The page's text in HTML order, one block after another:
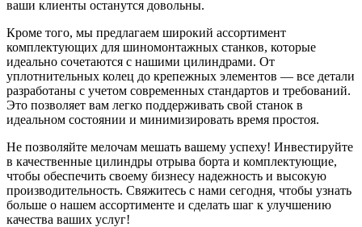
ваши клиенты останутся довольны.
Кроме того, мы предлагаем широкий ассортимент
комплектующих для шиномонтажных станков, которые
идеально сочетаются с нашими цилиндрами. От
уплотнительных колец до крепежных элементов — все детали
разработаны с учетом современных стандартов и требований.
Это позволяет вам легко поддерживать свой станок в
идеальном состоянии и минимизировать время простоя.
Не позволяйте мелочам мешать вашему успеху! Инвестируйте
в качественные цилиндры отрыва борта и комплектующие,
чтобы обеспечить своему бизнесу надежность и высокую
производительность. Свяжитесь с нами сегодня, чтобы узнать
больше о нашем ассортименте и сделать шаг к улучшению
качества ваших услуг!